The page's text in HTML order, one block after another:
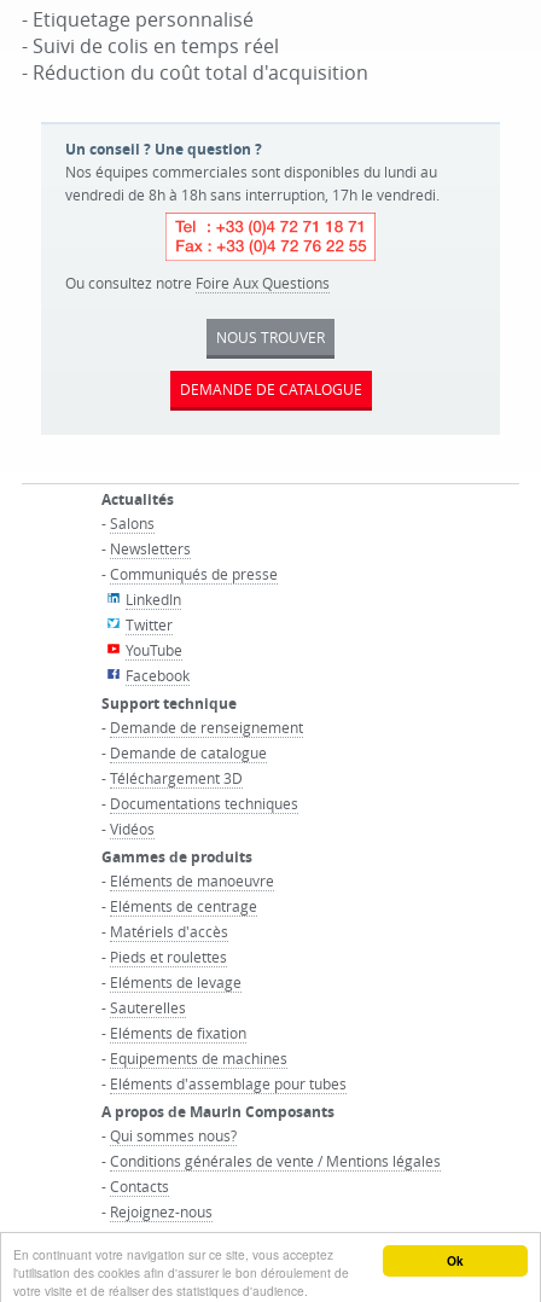
Ok
En continuant votre navigation sur ce site, vous acceptez
l'utilisation des cookies afin d'assurer le bon déroulement de
votre visite et de réaliser des statistiques d'audience.
- Etiquetage personnalisé
- Suivi de colis en temps réel
- Réduction du coût total d'acquisition
Un conseil ? Une question ?
Nos équipes commerciales sont disponibles du lundi au
vendredi de 8h à 18h sans interruption, 17h le vendredi.
Ou consultez notre Foire Aux Questions
NOUS TROUVER
DEMANDE DE CATALOGUE
Actualités
-Salons
- Newsletters
-Communiqués de presse
LinkedIn
Twitter
YouTube
Facebook
Support technique
- Demande de renseignement
- Demande de catalogue
-Téléchargement 3D
- Documentations techniques
-Vidéos
Gammes de produits
- Eléments de manoeuvre
- Eléments de centrage
- Matériels d'accès
- Pieds et roulettes
- Eléments de levage
-Sauterelles
- Eléments de fixation
- Equipements de machines
- Eléments d'assemblage pour tubes
A propos de Maurin Composants
-Qui sommes nous?
-Conditions générales de vente / Mentions légales
-Contacts
- Rejoignez-nous
-Accueil du groupe Maurin
© GROUPE MAURIN - Tous droits réservés